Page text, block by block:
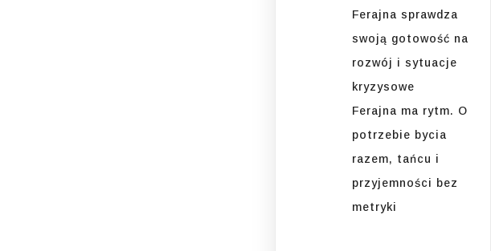
Ferajna sprawdza
swoją gotowość na
rozwój i sytuacje
kryzysowe
Ferajna ma rytm. O
potrzebie bycia
razem, tańcu i
przyjemności bez
metryki